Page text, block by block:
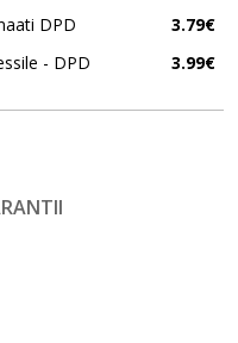
DPD
3.79€
- DPD
3.99€